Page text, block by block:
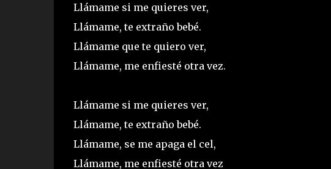
Llámame si me quieres ver,
Llámame, te extraño bebé.
Llámame que te quiero ver,
Llámame, me enfiesté otra vez.
Llámame si me quieres ver,
Llámame, te extraño bebé.
Llámame, se me apaga el cel,
Llámame, me enfiesté otra vez